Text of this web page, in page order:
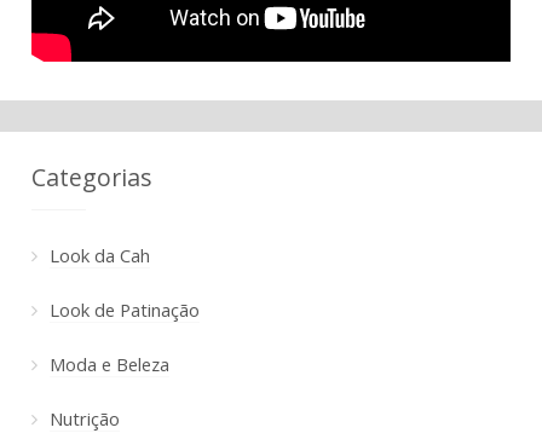
Categorias
Look da Cah
Look de Patinação
Moda e Beleza
Nutrição